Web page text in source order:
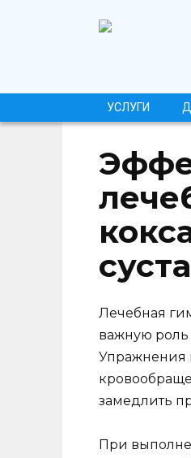
УСЛУГИ
Лечебная
важную
Упражнения
замедлить
При